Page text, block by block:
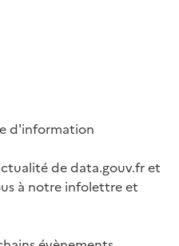
d'information
de data.gouv.fr et
à notre infolettre et